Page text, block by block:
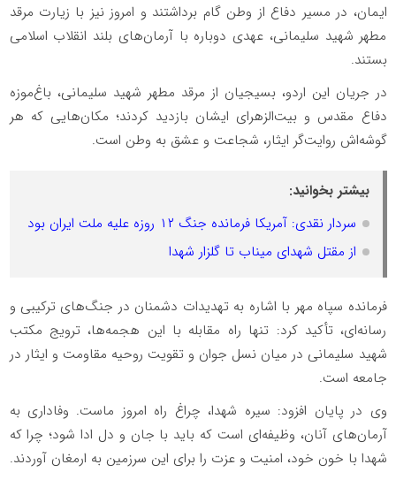
ایمان، در مسیر دفاع از وطن گام برداشتند و امروز نیز با زیارت مرقد
مطهر شهید سلیمانی، عهدی دوباره با آرمان‌های بلند انقلاب اسلامی
بستند.
در جریان این اردو، بسیجیان از مرقد مطهر شهید سلیمانی، باغ‌موزه
دفاع مقدس و بیت‌الزهرای ایشان بازدید کردند؛ مکان‌هایی که هر
گوشه‌اش روایت‌گر ایثار، شجاعت و عشق به وطن است.
بیشتر بخوانید:
سردار نقدی: آمریکا فرمانده جنگ ۱۲ روزه علیه ملت ایران بود
از مقتل شهدای میناب تا گلزار شهدا
فرمانده سپاه مهر با اشاره به تهدیدات دشمنان در جنگ‌های ترکیبی و
رسانه‌ای، تأکید کرد: تنها راه مقابله با این هجمه‌ها، ترویج مکتب
شهید سلیمانی در میان نسل جوان و تقویت روحیه مقاومت و ایثار در
جامعه است.
وی در پایان افزود: سیره شهدا، چراغ راه امروز ماست. وفاداری به
آرمان‌های آنان، وظیفه‌ای است که باید با جان و دل ادا شود؛ چرا که
شهدا با خون خود، امنیت و عزت را برای این سرزمین به ارمغان آوردند.